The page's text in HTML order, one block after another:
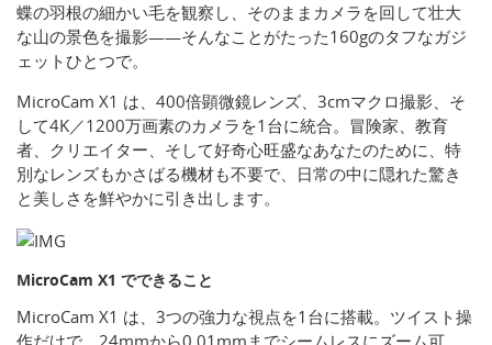
蝶の羽根の細かい毛を観察し、そのままカメラを回して壮大
な山の景色を撮影——そんなことがたった160gのタフなガジ
ェットひとつで。
MicroCam X1 は、400倍顕微鏡レンズ、3cmマクロ撮影、そ
して4K／1200万画素のカメラを1台に統合。冒険家、教育
者、クリエイター、そして好奇心旺盛なあなたのために、特
別なレンズもかさばる機材も不要で、日常の中に隠れた驚き
と美しさを鮮やかに引き出します。
MicroCam X1 でできること
MicroCam X1 は、3つの強力な視点を1台に搭載。ツイスト操